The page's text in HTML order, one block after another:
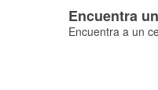
Encuentra
Encuentra a un